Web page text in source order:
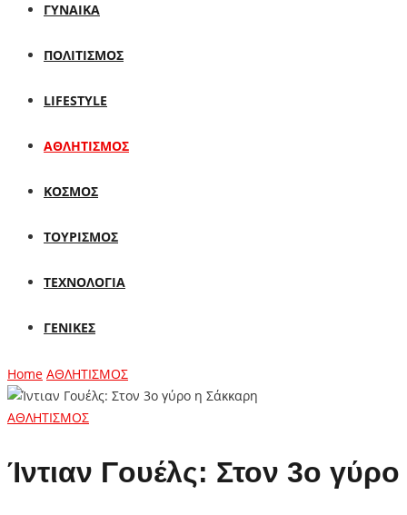
ΓΥΝΑΙΚΑ
ΠΟΛΙΤΙΣΜΟΣ
LIFESTYLE
ΑΘΛΗΤΙΣΜΟΣ
ΚΟΣΜΟΣ
ΤΟΥΡΙΣΜΟΣ
ΤΕΧΝΟΛΟΓΙΑ
ΓΕΝΙΚΕΣ
Home ΑΘΛΗΤΙΣΜΟΣ
ΑΘΛΗΤΙΣΜΟΣ
Ίντιαν Γουέλς: Στον 3ο